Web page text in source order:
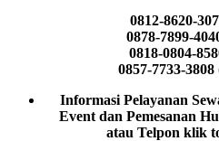
0812-8620-
0878-7899-
0818-0804-
0857-7733-
Informasi Pelayanan
Event dan Pemesanan
atau Telpon klik